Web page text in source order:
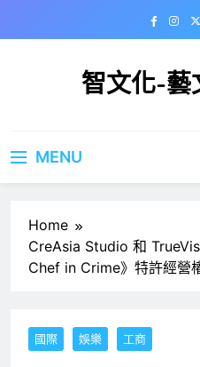
智文化-藝
MENU
Home
CreAsia Studio 和
Chef in Crime》特許經營
國際 娛樂 工商